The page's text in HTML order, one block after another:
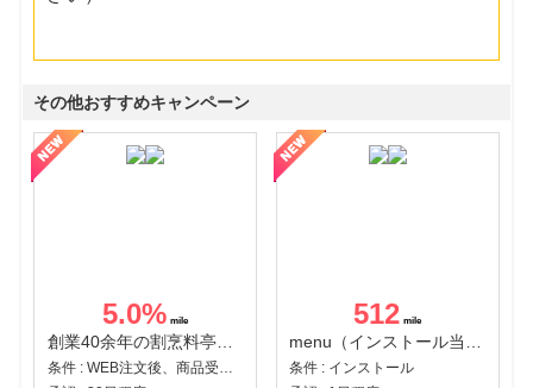
その他おすすめキャンペーン
5.0%
創業40余年の割烹料亭千賀監修【おせちの千賀屋】おもてなし参道本店
条件 : WEB注文後、商品受け取り+入金確認時点
512
menu（インストール当日に指定のクーポンコード経由で1,500円（税込）以上の初回注文完了）（Android）
条件 : インストール